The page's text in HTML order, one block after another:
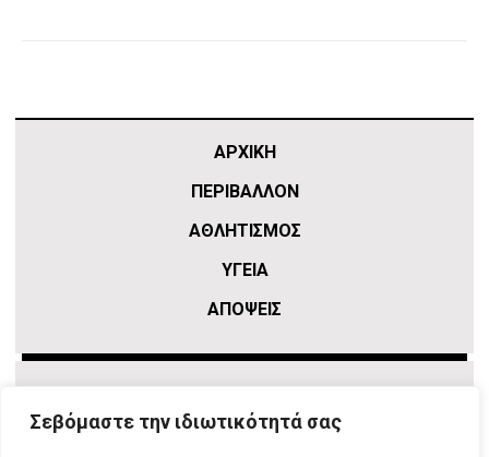
Σεβόμαστε την ιδιωτικότητά σας
ΑΡΧΙΚΗ
ΠΕΡΙΒΑΛΛΟΝ
ΑΘΛΗΤΙΣΜΌΣ
ΥΓΕΙΑ
ΑΠΟΨΕΙΣ